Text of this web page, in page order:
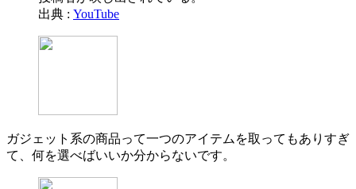
出典 : YouTube
ガジェット系の商品って一つのアイテムを取ってもありすぎ
て、何を選べばいいか分からないです。